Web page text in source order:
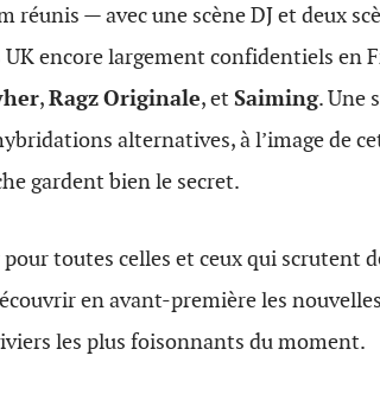
— avec une scène DJ et deux
encore largement confidentiels en
,RagzOriginale, et Saiming. Une
alternatives, à l’image de
gardent bien le secret.
toutes celles et ceux qui scrutent
en avant-première les
les plus foisonnants du moment.